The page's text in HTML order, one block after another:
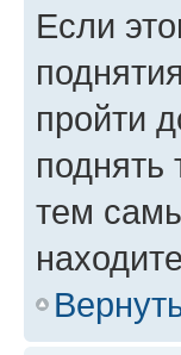
Если
пройти
поднять
тем